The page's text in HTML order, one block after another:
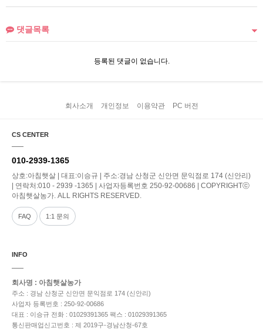
댓글목록
등록된 댓글이 없습니다.
회사소개 개인정보 이용약관 PC 버전
CS CENTER
010-2939-1365
상호:아침햇살 | 대표:이승규 | 주소:경남 산청군 신안면 문익점로 174 (신안리)
| 연락처:010 - 2939 -1365 | 사업자등록번호 250-92-00686 | COPYRIGHTⓒ
아침햇살농가. ALL RIGHTS RESERVED.
FAQ 1:1 문의
INFO
회사명 : 아침햇살농가
주소 : 경남 산청군 신안면 문익점로 174 (신안리)
사업자 등록번호 : 250-92-00686
대표 : 이승규 전화 : 01029391365 팩스 : 01029391365
통신판매업신고번호 : 제 2019구-경남산청-67호